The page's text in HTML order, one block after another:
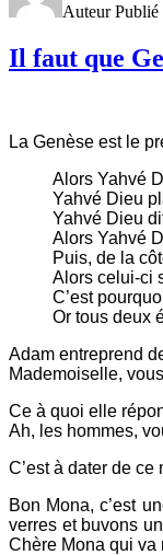
AuteurPublié
Il faut que
La Genèse est le
Alors Yahvé
Yahvé Dieu
Yahvé Dieu
Alors Yahvé
Puis, de la
Alors celui-ci
C’est
Or tous deux
Adam entreprend
Mademoiselle,
Ce à quoi elle
Ah, les hommes,
C’est à dater de
Bon Mona, c’est
verres et buvons
Chère Mona qui va